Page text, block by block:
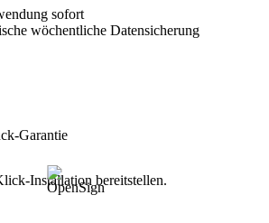
sofort
wöchentliche Datensicherung
Garantie